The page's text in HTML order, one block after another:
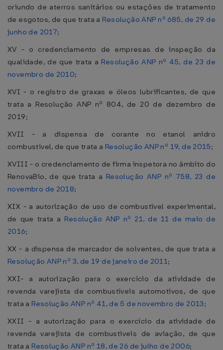
oriundo de aterros sanitários ou estações de tratamento
de esgotos, de que trata a Resolução ANP nº 685, de 29 de
junho de 2017;
XV - o credenciamento de empresas de inspeção da
qualidade, de que trata a Resolução ANP nº 45, de 23 de
novembro de 2010;
XVI - o registro de graxas e óleos lubrificantes, de que
trata a Resolução ANP nº 804, de 20 de dezembro de
2019;
XVII - a dispensa de corante no etanol anidro
combustível, de que trata a Resolução ANP nº 19, de 2015;
XVIII - o credenciamento de firma inspetora no âmbito do
RenovaBio, de que trata a Resolução ANP nº 758, 23 de
novembro de 2018;
XIX - a autorização de uso de combustível experimental,
de que trata a Resolução ANP nº 21, de 11 de maio de
2016;
XX - a dispensa de marcador de solventes, de que trata a
Resolução ANP nº 3, de 19 de janeiro de 2011;
XXI- a autorização para o exercício da atividade de
revenda varejista de combustíveis automotivos, de que
trata a Resolução ANP nº 41, de 5 de novembro de 2013;
XXII - a autorização para o exercício da atividade de
revenda varejista de combustíveis de aviação, de que
trata a Resolução ANP nº 18, de 26 de julho de 2006;